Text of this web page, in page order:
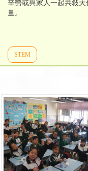
辛勞或與家人一起共敍
量。
STEM